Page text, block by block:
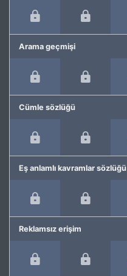
Arama geçmişi
Cümle sözlüğü
Eş anlamlı kavramlar sözlüğü
Reklamsız erişim